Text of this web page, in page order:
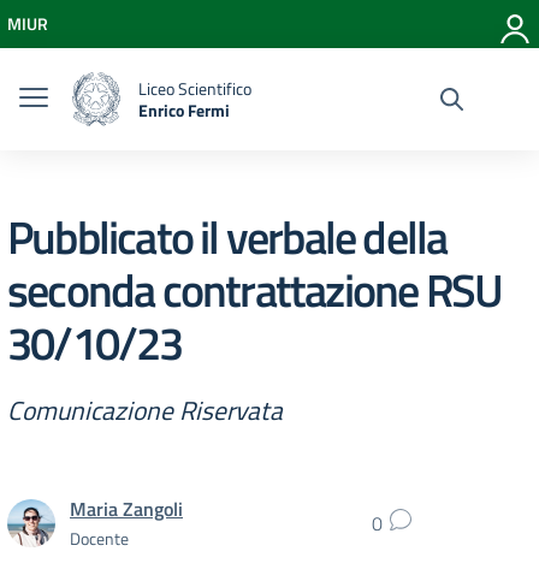
Vai al menu di navigazione
Vai al footer
MIUR
Liceo Scientifico
Enrico Fermi
Pubblicato il verbale della
seconda contrattazione RSU
30/10/23
Comunicazione Riservata
Maria Zangoli
Docente 0